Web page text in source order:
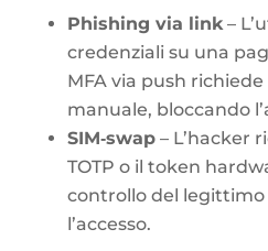
Phishing via link–
credenziali su una
MFA via push richiede
manuale, bloccando
SIM‑swap– L’hacker
TOTP o il token
controllo del
l’accesso.